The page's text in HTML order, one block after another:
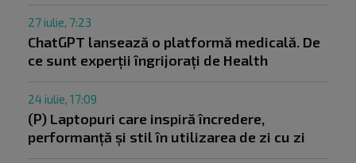
27 iulie, 7:23
ChatGPT lansează o platformă medicală. De
ce sunt experții îngrijorați de Health
24 iulie, 17:09
(P) Laptopuri care inspiră încredere,
performanță și stil în utilizarea de zi cu zi